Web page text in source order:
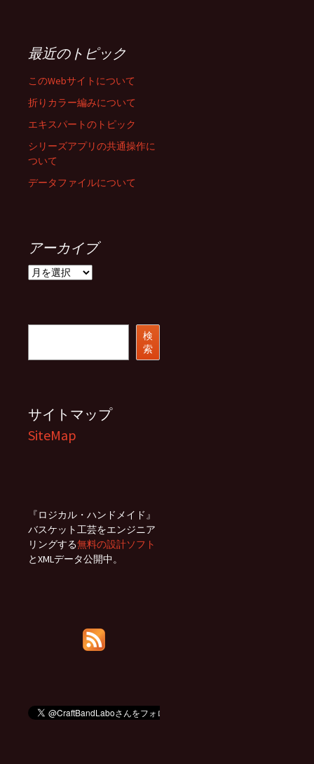
最近のトピック
このWebサイトについて
折りカラー編みについて
エキスパートのトピック
シリーズアプリの共通操作に
ついて
データファイルについて
アーカイブ
ア
検
索
サイトマップ
SiteMap
『ロジカル・ハンドメイド』
バスケット工芸をエンジニア
リングする無料の設計ソフト
とXMLデータ公開中。